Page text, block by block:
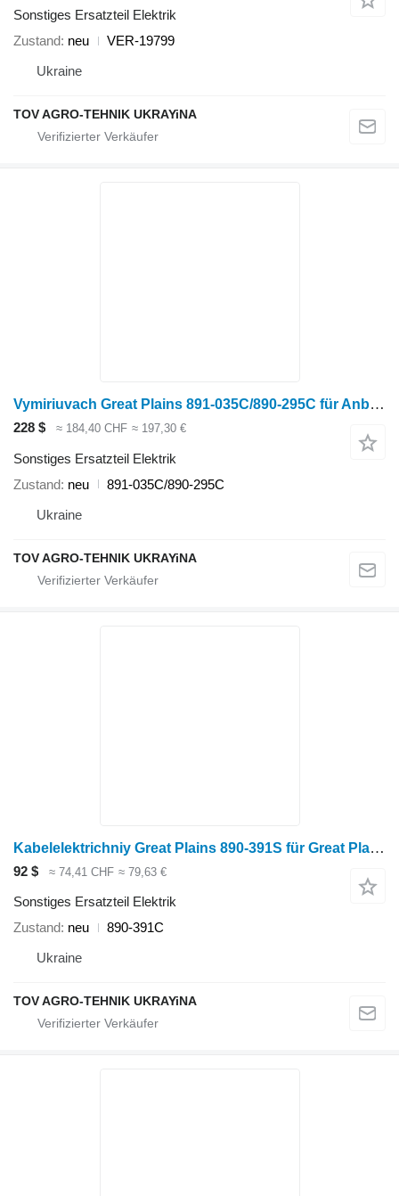
Sonstiges Ersatzteil Elektrik
Zustand neu
VER-19799
Ukraine
TOV AGRO-TEHNIK UKRAYiNA
Vymiriuvach Great Plains 891-035C/890-295C für Anbaugerät für Landmaschinen
228 $ ≈ 184,40 CHF ≈ 197,30 €
Sonstiges Ersatzteil Elektrik
Zustand neu
891-035C/890-295C
Ukraine
TOV AGRO-TEHNIK UKRAYiNA
Kabelelektrichniy Great Plains 890-391S für Great Plains Anbaugerät für Landmaschinen
92 $ ≈ 74,41 CHF ≈ 79,63 €
Sonstiges Ersatzteil Elektrik
Zustand neu
890-391С
Ukraine
TOV AGRO-TEHNIK UKRAYiNA